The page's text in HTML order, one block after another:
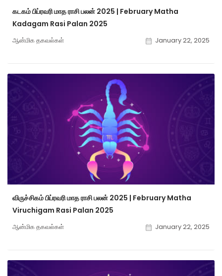
கடகம் பிப்ரவரி மாத ராசி பலன் 2025 | February Matha
Kadagam Rasi Palan 2025
ஆன்மிக தகவல்கள் January 22, 2025
விருச்சிகம் பிப்ரவரி மாத ராசி பலன் 2025 | February Matha
Viruchigam Rasi Palan 2025
ஆன்மிக தகவல்கள் January 22, 2025